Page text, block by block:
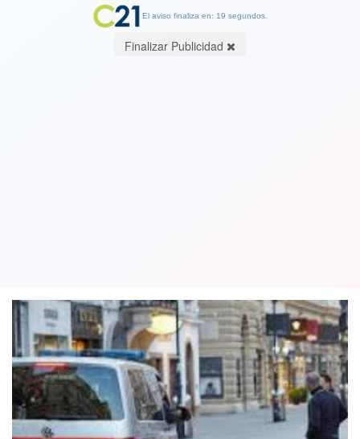
El aviso finaliza en: 19 segundos.
Finalizar Publicidad